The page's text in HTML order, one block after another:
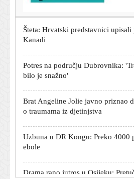
Kanadi
Potres na području Dubrovnika:
bilo je snažno'
Brat Angeline Jolie javno priznao
o traumama iz djetinjstva
Uzbuna u DR Kongu: Preko 4000
ebole
Drama rano jutros u Osijeku:
pronašli nasred ceste